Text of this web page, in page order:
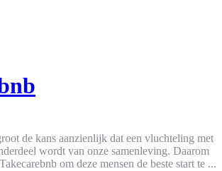
de kans aanzienlijk ​dat een vluchteling met
wordt van onze samenleving. Daarom
om deze mensen de beste start te ...